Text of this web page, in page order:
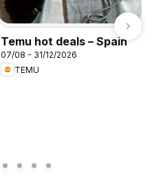
Temu hot deals – Spain
07/08 - 31/12/2026
TEMU